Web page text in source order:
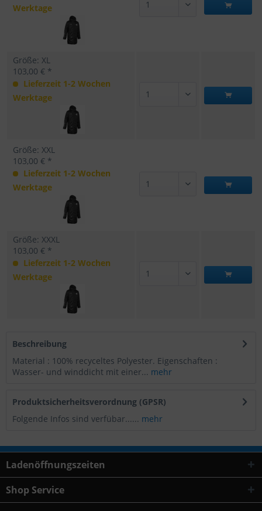
Werktage
Größe: XL
103,00 € *
Lieferzeit 1-2 Wochen
Werktage
Größe: XXL
103,00 € *
Lieferzeit 1-2 Wochen
Werktage
Größe: XXXL
103,00 € *
Lieferzeit 1-2 Wochen
Werktage
Beschreibung
Material : 100% recyceltes Polyester. Eigenschaften :
Wasser- und winddicht mit einer... mehr
Produktsicherheitsverordnung (GPSR)
Folgende Infos sind verfübar...... mehr
Ladenöffnungszeiten
Shop Service